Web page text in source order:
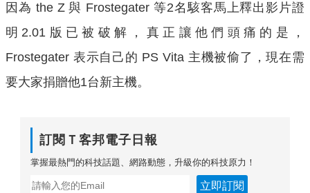
因為 the Z 與 Frostegater 等2名駭客馬上釋出影片證
明2.01版已被破解，真正讓他們頭痛的是，
Frostegater 表示自己的 PS Vita 主機被偷了，現在需
要大家捐贈他1台新主機。
訂閱Ｔ客邦電子日報
掌握最熱門的科技話題、網路動態，升級你的科技原力！
立即訂閱